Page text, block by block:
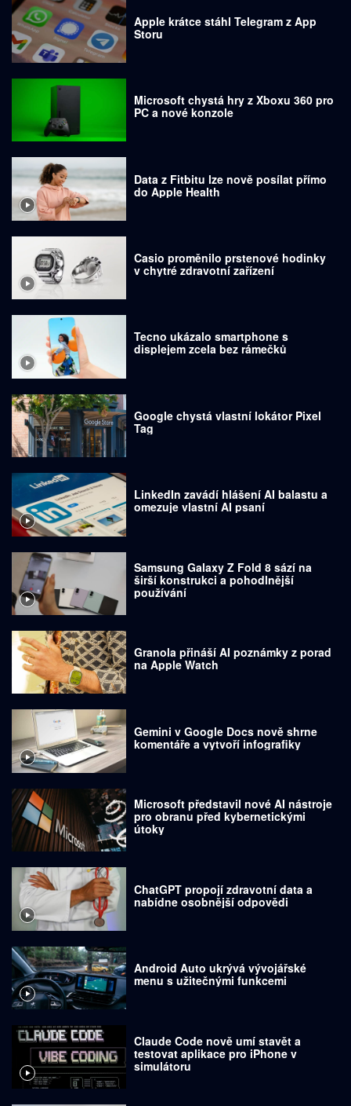
Apple krátce stáhl Telegram z App
Storu
Microsoft chystá hry z Xboxu 360 pro
PC a nové konzole
Data z Fitbitu lze nově posílat přímo
do Apple Health
Casio proměnilo prstenové hodinky
v chytré zdravotní zařízení
Tecno ukázalo smartphone s
displejem zcela bez rámečků
Google chystá vlastní lokátor Pixel
Tag
LinkedIn zavádí hlášení AI balastu a
omezuje vlastní AI psaní
Samsung Galaxy Z Fold 8 sází na
širší konstrukci a pohodlnější
používání
Granola přináší AI poznámky z porad
na Apple Watch
Gemini v Google Docs nově shrne
komentáře a vytvoří infografiky
Microsoft představil nové AI nástroje
pro obranu před kybernetickými
útoky
ChatGPT propojí zdravotní data a
nabídne osobnější odpovědi
Android Auto ukrývá vývojářské
menu s užitečnými funkcemi
Claude Code nově umí stavět a
testovat aplikace pro iPhone v
simulátoru